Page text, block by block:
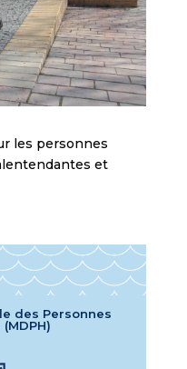
les personnes
et
des Personnes